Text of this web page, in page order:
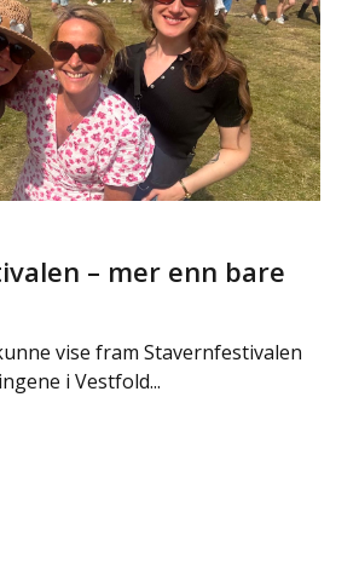
– mer enn bare
vise fram Stavernfestivalen
i Vestfold...